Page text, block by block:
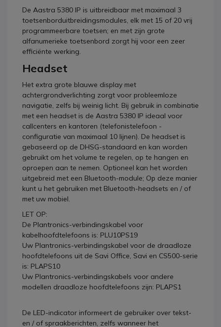
De Aastra 5380 IP is uitbreidbaar met maximaal 3
toetsenborduitbreidingsmodules, elk met 15 of 20 vrij
programmeerbare toetsen; en met zijn grote
alfanumerieke toetsenbord zorgt hij voor een zeer
efficiënte werking.
Headset
Het extra grote blauwe display met
achtergrondverlichting zorgt voor probleemloze
navigatie, zelfs bij weinig licht. Bij gebruik in combinatie
met een headset is de Aastra 5380 IP ideaal voor
callcenters en kantoren (telefonistelefoon -
configuratie van maximaal 10 lijnen). De headset is
gebaseerd op de DHSG-standaard en kan worden
gebruikt om het volume te regelen, op te hangen en
oproepen aan te nemen. Optioneel kan het worden
uitgebreid met een Bluetooth-module; Op deze manier
kunt u het gebruiken met Bluetooth-headsets en / of
met uw mobiel.
LET OP:
De Plantronics-verbindingskabel voor
kabelhoofdtelefoons is: PLU10PS19
Uw Plantronics-verbindingskabel voor de draadloze
hoofdtelefoons uit de Savi Office, Savi en CS500-serie
is: PLAPS10
Uw Plantronics-verbindingskabels voor andere
modellen draadloze hoofdtelefoons zijn: PLAPS1
De LED-indicator informeert de gebruiker over tekst-
en / of spraakberichten, zelfs wanneer het